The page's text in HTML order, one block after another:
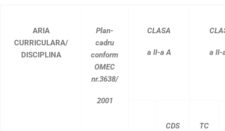
ARIA
CURRICULARA/
DISCIPLINA
Plan-
cadru
conform
OMEC
nr.3638/
2001
CLASA
a II-a A a II-
CDS TC